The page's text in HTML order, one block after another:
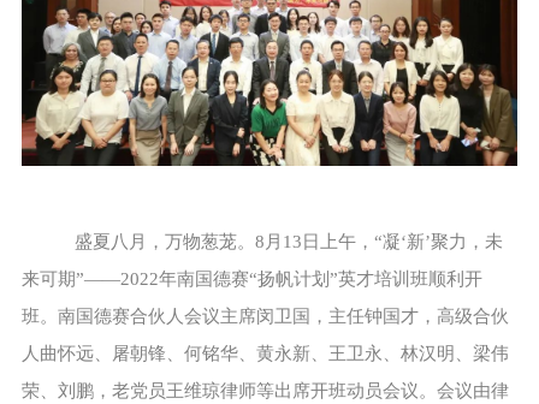
盛夏八月，万物葱茏。8月13日上午，“凝‘新’聚力，未
来可期”——2022年南国德赛“扬帆计划”英才培训班顺利开
班。南国德赛合伙人会议主席闵卫国，主任钟国才，高级合伙
人曲怀远、屠朝锋、何铭华、黄永新、王卫永、林汉明、梁伟
荣、刘鹏，老党员王维琼律师等出席开班动员会议。会议由律